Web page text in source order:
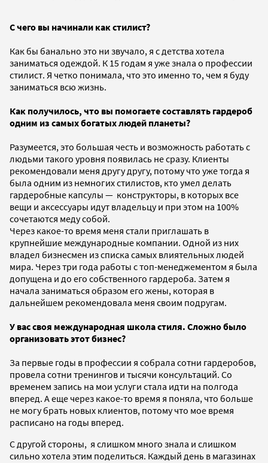
С чего вы начинали как стилист?
Как бы банально это ни звучало, я с детства хотела
заниматься одеждой. К 15 годам я уже знала о профессии
стилист. Я четко понимала, что это именно то, чем я буду
заниматься всю жизнь.
Как получилось, что вы помогаете составлять гардероб
одним из самых богатых людей планеты?
Разумеется, это большая честь и возможность работать с
людьми такого уровня появилась не сразу. Клиенты
рекомендовали меня другу другу, потому что уже тогда я
была одним из немногих стилистов, кто умел делать
гардеробные капсулы — конструкторы, в которых все
вещи и аксессуары идут владельцу и при этом на 100%
сочетаются меду собой.
Через какое-то время меня стали приглашать в
крупнейшие международные компании. Одной из них
владел бизнесмен из списка самых влиятельных людей
мира. Через три года работы с топ-менеджементом я была
допущена и до его собственного гардероба. Затем я
начала заниматься образом его жены, которая в
дальнейшем рекомендовала меня своим подругам.
У вас своя международная школа стиля. Сложно было
организовать этот бизнес?
За первые годы в профессии я собрала сотни гардеробов,
провела сотни тренингов и тысячи консультаций. Со
временем запись на мои услуги стала идти на полгода
вперед. А еще через какое-то время я поняла, что больше
не могу брать новых клиентов, потому что мое время
расписано на годы вперед.
С другой стороны, я слишком много знала и слишком
сильно хотела этим поделиться. Каждый день в магазинах